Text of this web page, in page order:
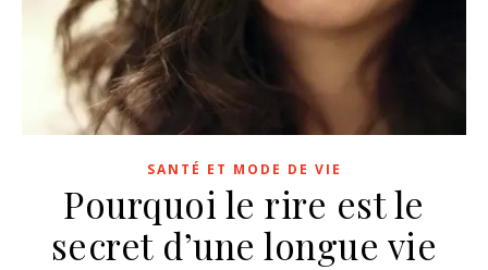
SANTÉ ET MODE DE VIE
Pourquoi le rire est le
secret d’une longue vie